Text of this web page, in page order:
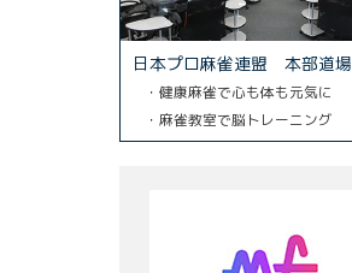
日本プロ麻雀連盟 本部道場
・健康麻雀で心も体も元気に
・麻雀教室で脳トレーニング